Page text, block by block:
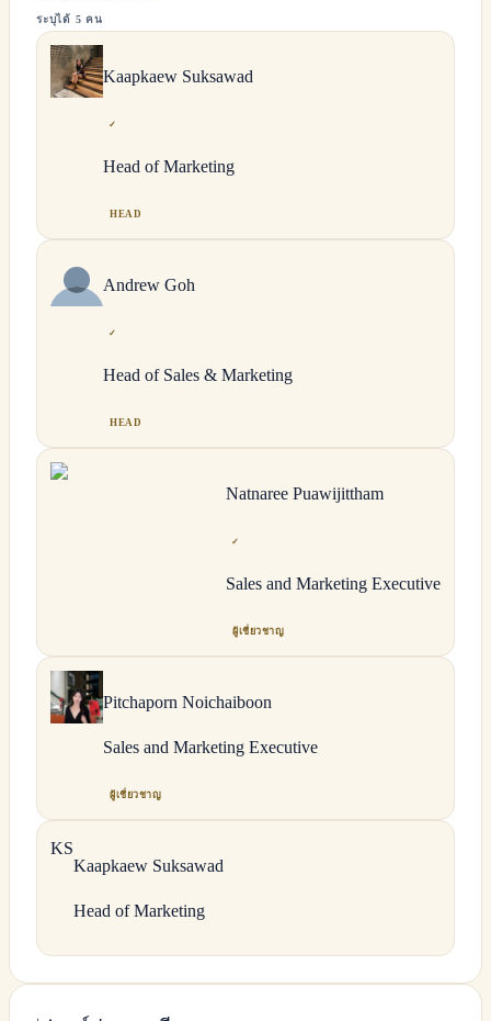
ระบุได้ 5 คน
Kaapkaew Suksawad
✓
Head of Marketing
HEAD
Andrew Goh
✓
Head of Sales & Marketing
HEAD
Natnaree Puawijittham
✓
Sales and Marketing Executive
ผู้เชี่ยวชาญ
Pitchaporn Noichaiboon
Sales and Marketing Executive
ผู้เชี่ยวชาญ
KS
Kaapkaew Suksawad
Head of Marketing